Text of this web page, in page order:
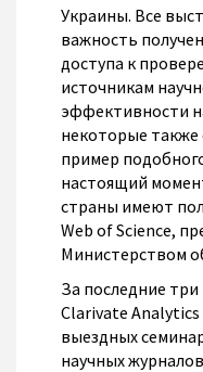
Украины. Все
важность
доступа к
источникам
эффективности
некоторые также
пример
настоящий
страны имеют
Web of Science,
Министерством
За последние
Clarivate
выездных
научных